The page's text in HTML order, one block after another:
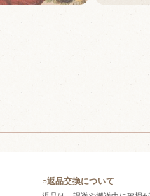
○返品交換について